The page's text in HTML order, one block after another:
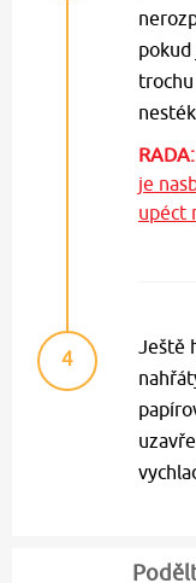
RADA:
je
upéct
4
Ještě